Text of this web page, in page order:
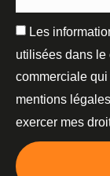
Les
utilisées dans le
commerciale
mentions
exercer mes